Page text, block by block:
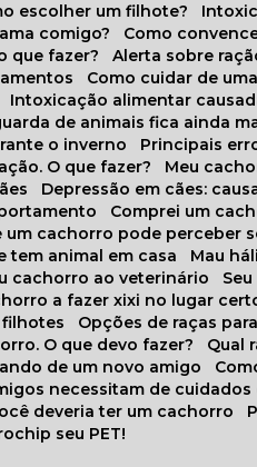
escolher um filhote?
comigo?
Como
que fazer?
Alerta sobre
Como cuidar de
Intoxicação alimentar
de animais fica ainda
o inverno
Principais
O que fazer?
Meu
Depressão em cães:
Comprei um
um cachorro pode perceber
tem animal em casa
Mau
cachorro ao veterinário
a fazer xixi no lugar
filhotes
Opções de raças
O que devo fazer?
de um novo amigo
necessitam de cuidados
deveria ter um cachorro
seu PET!